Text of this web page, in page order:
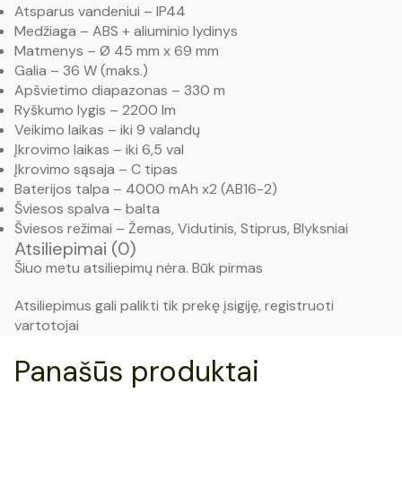
Atsparus vandeniui – IP44
Medžiaga – ABS + aliuminio lydinys
Matmenys – Ø 45 mm x 69 mm
Galia – 36 W (maks.)
Apšvietimo diapazonas – 330 m
Ryškumo lygis – 2200 lm
Veikimo laikas – iki 9 valandų
Įkrovimo laikas – iki 6,5 val
Įkrovimo sąsaja – C tipas
Baterijos talpa – 4000 mAh x2 (AB16-2)
Šviesos spalva – balta
Šviesos režimai – Žemas, Vidutinis, Stiprus, Blyksniai
Atsiliepimai (0)
Šiuo metu atsiliepimų nėra. Būk pirmas
Atsiliepimus gali palikti tik prekę įsigiję, registruoti
vartotojai
Panašūs produktai